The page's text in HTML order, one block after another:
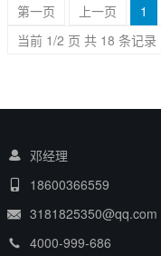
第一页 上一页 1
当前 1/2 页 共 18 条记录
邓经理
18600366559
3181825350@qq.com
4000-999-686